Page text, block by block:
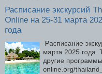
Расписание экскурсий
Online на 25-31 марта
года
Расписание
марта 2025 года.
другие
online.org/